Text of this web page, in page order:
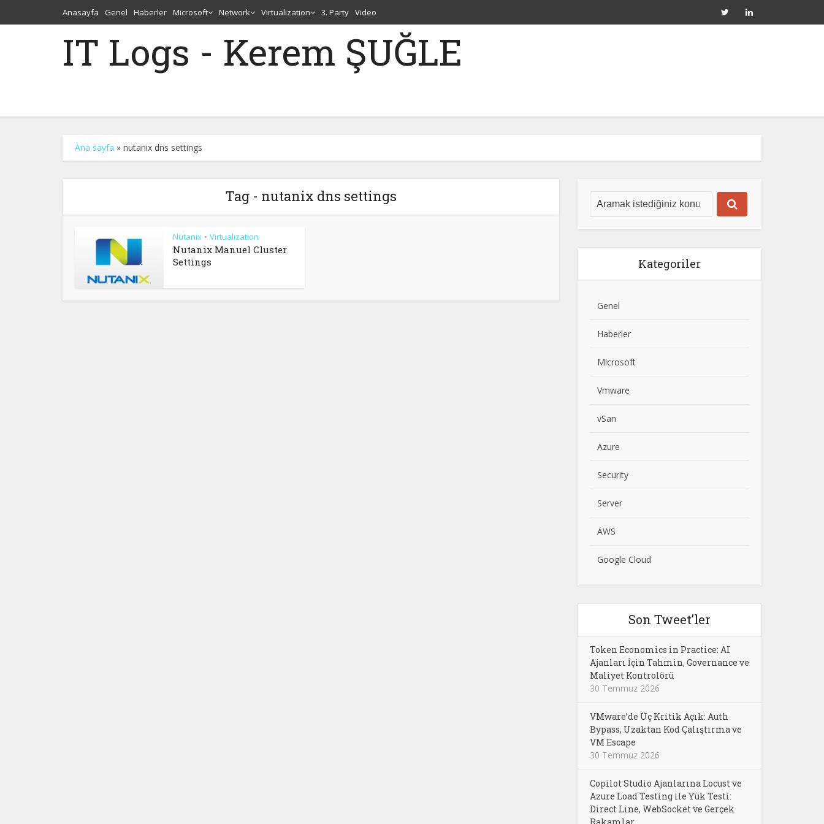
Anasayfa Genel Haberler Microsoft Network Virtualization 3. Party Video
IT Logs - Kerem ŞUĞLE
Ana sayfa » nutanix dns settings
Tag - nutanix dns settings
Nutanix • Virtualization
Nutanix Manuel Cluster
Settings
Kategoriler
Genel
Haberler
Microsoft
Vmware
vSan
Azure
Security
Server
AWS
Google Cloud
Son Tweet’ler
Token Economics in Practice: AI
Ajanları İçin Tahmin, Governance ve
Maliyet Kontrolörü
30 Temmuz 2026
VMware’de Üç Kritik Açık: Auth
Bypass, Uzaktan Kod Çalıştırma ve
VM Escape
30 Temmuz 2026
Copilot Studio Ajanlarına Locust ve
Azure Load Testing ile Yük Testi:
Direct Line, WebSocket ve Gerçek